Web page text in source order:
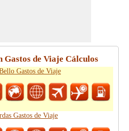
Gastos de Viaje Cálculos
Gastos de Viaje
Gastos de Viaje